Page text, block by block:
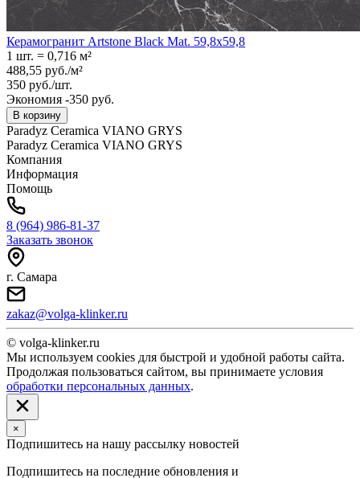
Керамогранит Artstone Black Mat. 59,8x59,8
1 шт. = 0,716 м²
488,55 руб./м²
350 руб./шт.
Экономия -350 руб.
В корзину
Paradyz Ceramica VIANO GRYS
Paradyz Ceramica VIANO GRYS
Компания
Информация
Помощь
8 (964) 986-81-37
Заказать звонок
г. Самара
zakaz@volga-klinker.ru
© volga-klinker.ru
Мы используем cookies для быстрой и удобной работы сайта.
Продолжая пользоваться сайтом, вы принимаете условия
обработки персональных данных.
×
Подпишитесь на нашу рассылку новостей
Подпишитесь на последние обновления и